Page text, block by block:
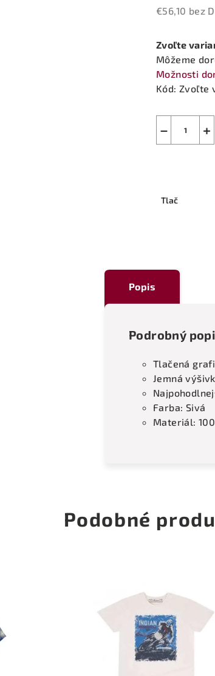
€56,10 bez
cena:
Zvoľte
Môžeme
Možnosti
Kód: Zvoľte
+
−
Tlač
Popis
Podrobný
Tlačená
Jemná
Farba: Sivá
Materiál:
Podobné